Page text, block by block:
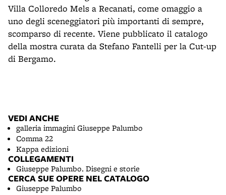
Villa Colloredo Mels a Recanati, come omaggio a
uno degli sceneggiatori più importanti di sempre,
scomparso di recente. Viene pubblicato il catalogo
della mostra curata da Stefano Fantelli per la Cut-up
di Bergamo.
VEDI ANCHE
galleria immagini Giuseppe Palumbo
Comma 22
Kappa edizioni
COLLEGAMENTI
Giuseppe Palumbo. Disegni e storie
CERCA SUE OPERE NEL CATALOGO
Giuseppe Palumbo